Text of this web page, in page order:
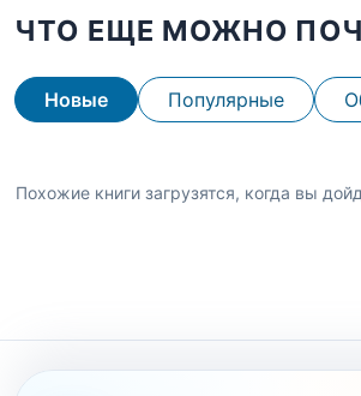
ЧТО ЕЩЕ МОЖНО
Новые Популярные
Похожие книги загрузятся, когда вы